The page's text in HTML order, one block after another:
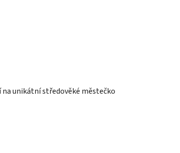
unikátní středověké městečko